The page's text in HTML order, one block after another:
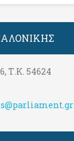
Τ.Κ. 54624